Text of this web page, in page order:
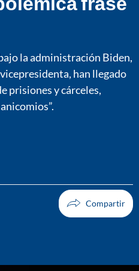
la administración Biden,
han llegado
prisiones y cárceles,